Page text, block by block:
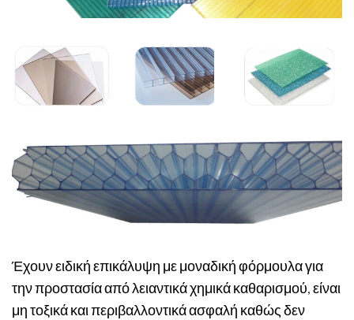
Έχουν ειδική επικάλυψη με μοναδική φόρμουλα για
την προστασία από λειαντικά χημικά καθαρισμού, είναι
μη τοξικά και περιβαλλοντικά ασφαλή καθώς δεν